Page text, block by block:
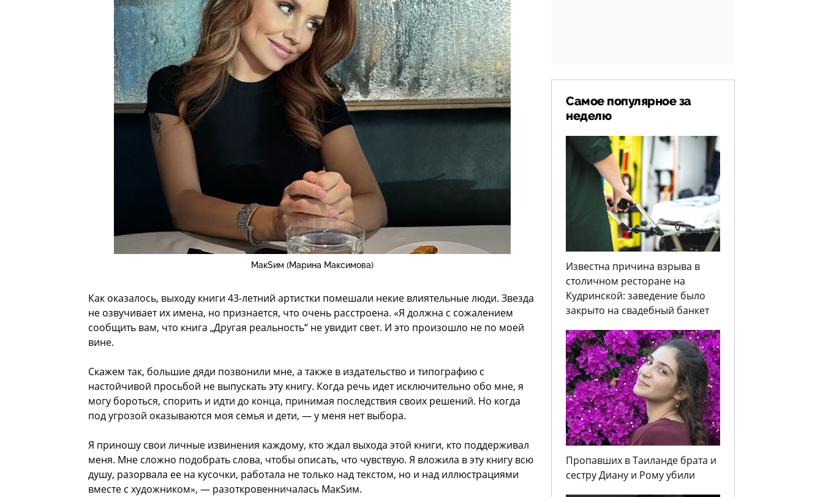
МакSим (Марина Максимова)
Как оказалось, выходу книги 43-летний артистки помешали некие влиятельные люди. Звезда
не озвучивает их имена, но признается, что очень расстроена. «Я должна с сожалением
сообщить вам, что книга „Другая реальность“ не увидит свет. И это произошло не по моей
вине.
Скажем так, большие дяди позвонили мне, а также в издательство и типографию с
настойчивой просьбой не выпускать эту книгу. Когда речь идет исключительно обо мне, я
могу бороться, спорить и идти до конца, принимая последствия своих решений. Но когда
под угрозой оказываются моя семья и дети, — у меня нет выбора.
Я приношу свои личные извинения каждому, кто ждал выхода этой книги, кто поддерживал
меня. Мне сложно подобрать слова, чтобы описать, что чувствую. Я вложила в эту книгу всю
душу, разорвала ее на кусочки, работала не только над текстом, но и над иллюстрациями
вместе с художником», — разоткровенничалась МакSим.
Самое популярное за
неделю
Известна причина взрыва в
столичном ресторане на
Кудринской: заведение было
закрыто на свадебный банкет
Пропавших в Таиланде брата и
сестру Диану и Рому убили